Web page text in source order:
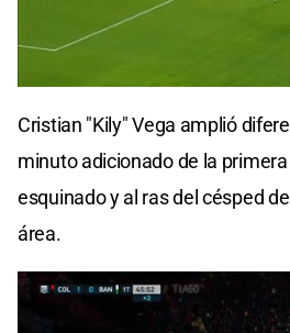
Cristian "Kily" Vega amplió
minuto adicionado de la
esquinado y al ras del césped
área.